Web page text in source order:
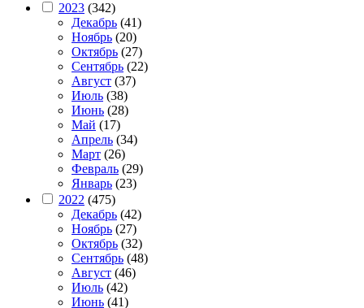
2023 (342)
Декабрь (41)
Ноябрь (20)
Октябрь (27)
Сентябрь (22)
Август (37)
Июль (38)
Июнь (28)
Май (17)
Апрель (34)
Март (26)
Февраль (29)
Январь (23)
2022 (475)
Декабрь (42)
Ноябрь (27)
Октябрь (32)
Сентябрь (48)
Август (46)
Июль (42)
Июнь (41)